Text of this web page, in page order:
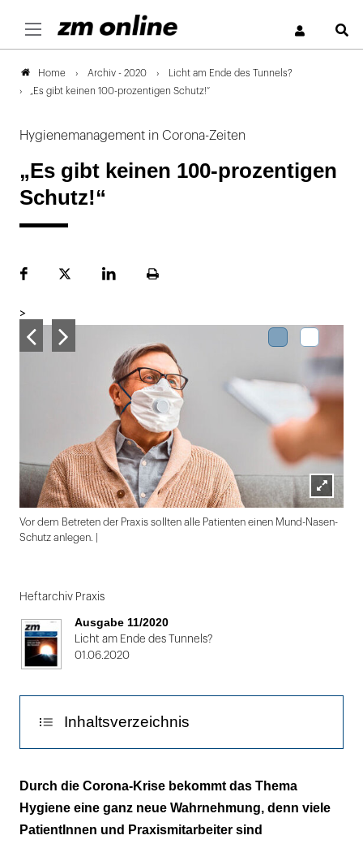
Home Archiv - 2020
Licht am Ende des Tunnels?
„Es gibt keinen 100-prozentigen Schutz!“
Hygienemanagement in Corona-Zeiten
„Es gibt keinen 100-prozentigen
Schutz!“
FacebookPlattformLinekdInSeite
>
Lightbox
öffnen
Vor dem Betreten der Praxis sollten alle Patienten einen Mund-Nasen-
Schutz anlegen. |
1
von
2
Heftarchiv Praxis
Ausgabe 11/2020
Licht am Ende des Tunnels?
01.06.2020
Inhaltsverzeichnis
Maskenpflicht auch in Zahnarztpraxis sinnvoll
Durch die Corona-Krise bekommt das Thema
Hygiene eine ganz neue Wahrnehmung, denn viele
PatientInnen und Praxismitarbeiter sind